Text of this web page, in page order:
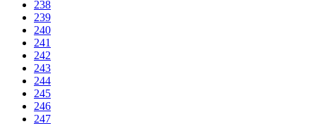
238
239
240
241
242
243
244
245
246
247